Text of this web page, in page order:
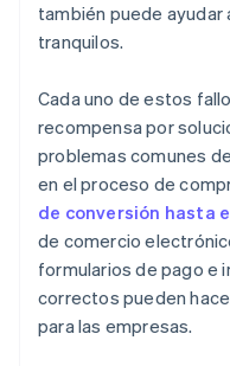
también puede ayudar
tranquilos.
Cada uno de estos
recompensa por
problemas comunes
en el proceso de
de conversión hasta
de comercio
formularios de pago e
correctos pueden
para las empresas.